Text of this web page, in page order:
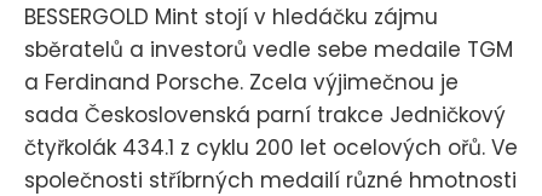
BESSERGOLD Mint stojí v hledáčku zájmu
sběratelů a investorů vedle sebe medaile TGM
a Ferdinand Porsche. Zcela výjimečnou je
sada Československá parní trakce Jedničkový
čtyřkolák 434.1 z cyklu 200 let ocelových ořů. Ve
společnosti stříbrných medailí různé hmotnosti